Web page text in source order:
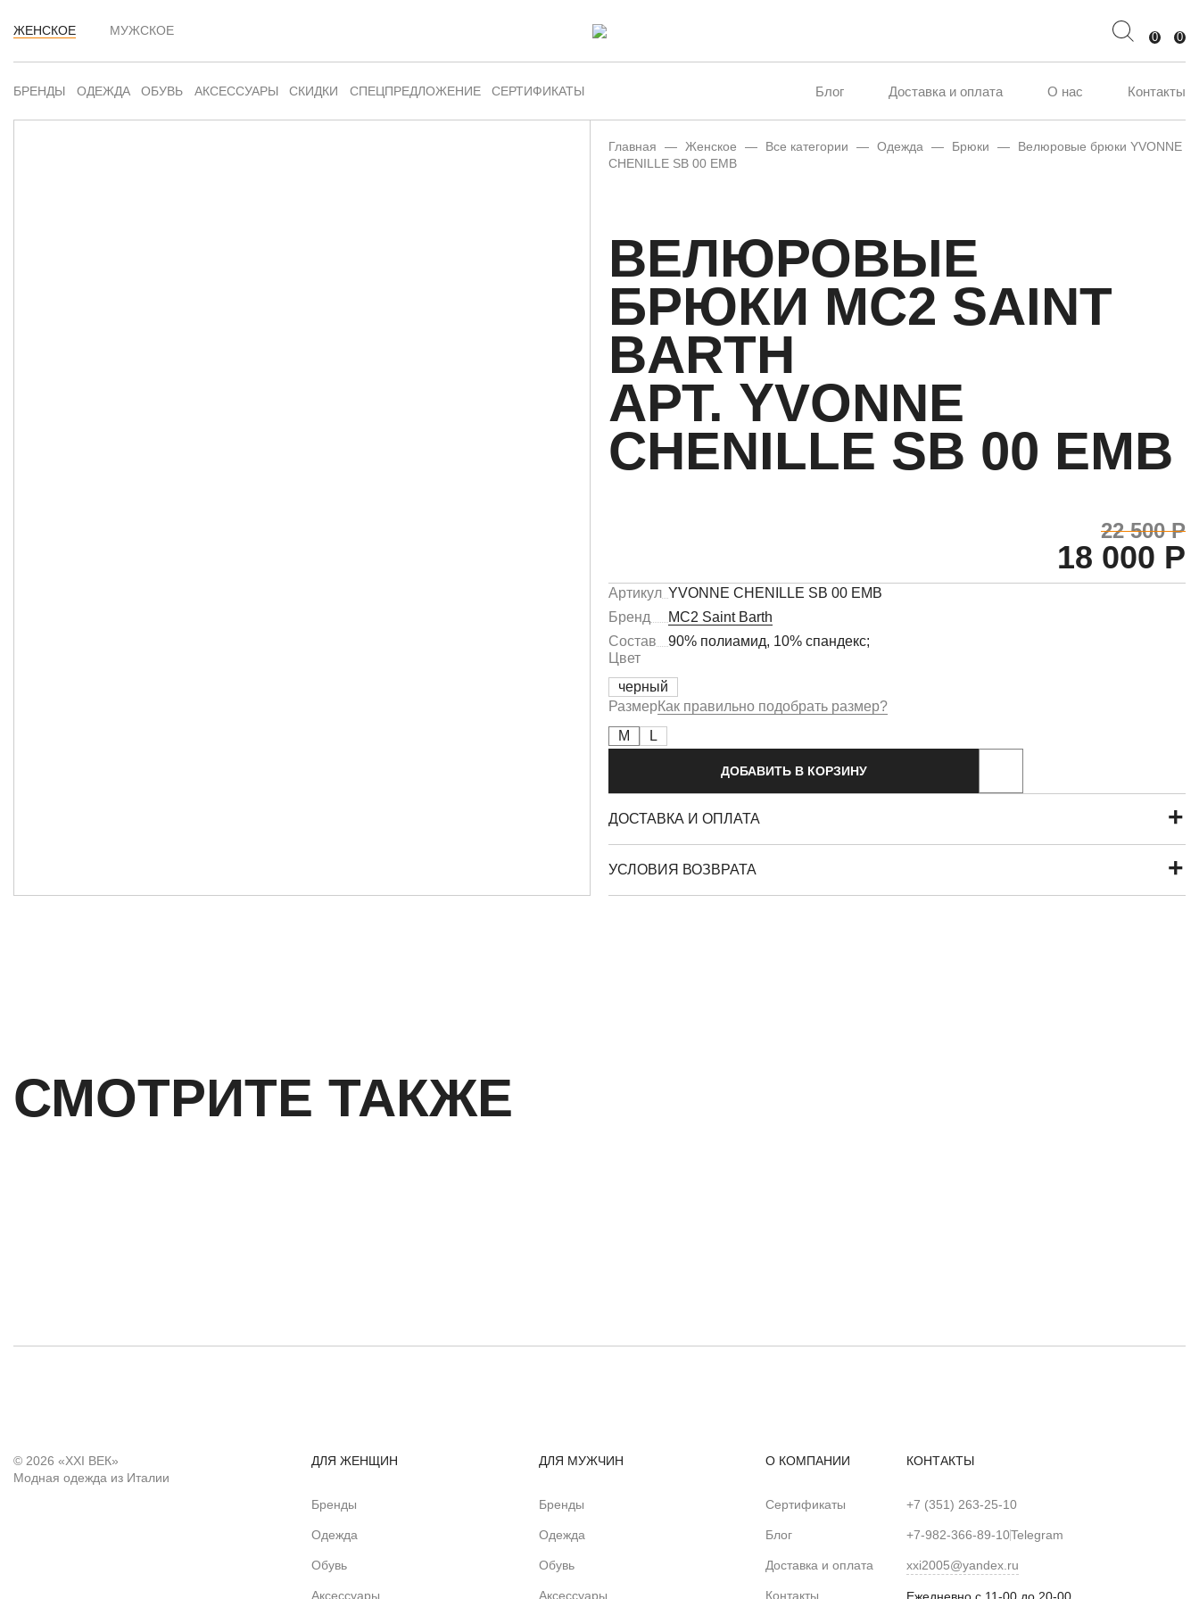
ЖЕНСКОЕ МУЖСКОЕ 0 0
БРЕНДЫ ОДЕЖДА ОБУВЬ АКСЕССУАРЫ СКИДКИ СПЕЦПРЕДЛОЖЕНИЕ СЕРТИФИКАТЫ Блог Доставка и оплата О нас Контакты
Главная — Женское — Все категории — Одежда — Брюки —
Велюровые брюки YVONNE
CHENILLE SB 00 EMB
ВЕЛЮРОВЫЕ
БРЮКИ MC2 SAINT
BARTH
АРТ. YVONNE
CHENILLE SB 00 EMB
22 500 Р
18 000 Р
Артикул YVONNE CHENILLE SB 00 EMB
Бренд
MC2 Saint Barth
Состав
90% полиамид, 10% спандекс;
Цвет
черный
РазмерКак правильно подобрать размер?
M
L
ДОБАВИТЬ В КОРЗИНУ
ДОСТАВКА И ОПЛАТА
УСЛОВИЯ ВОЗВРАТА
СМОТРИТЕ ТАКЖЕ
© 2026 «XXI ВЕК»
Модная одежда из Италии
ДЛЯ ЖЕНЩИН
Бренды
Одежда
Обувь
Аксессуары
ДЛЯ МУЖЧИН
Бренды
Одежда
Обувь
Аксессуары
О КОМПАНИИ
Сертификаты
Блог
Доставка и оплата
Контакты
КОНТАКТЫ
+7 (351) 263-25-10
+7-982-366-89-10Telegram
xxi2005@yandex.ru